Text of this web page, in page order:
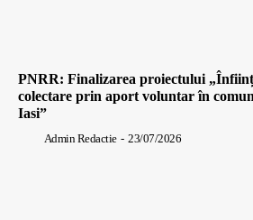
PNRR: Finalizarea proiectului
colectare prin aport voluntar în
Iasi”
Admin Redactie - 23/07/2026